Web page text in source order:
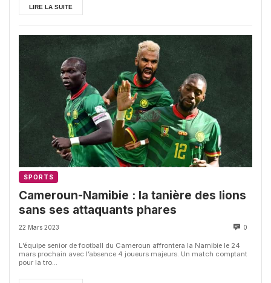
LIRE LA SUITE
SPORTS
Cameroun-Namibie : la tanière des lions
sans ses attaquants phares
22 Mars 2023 0
L’équipe senior de football du Cameroun affrontera la Namibie le 24
mars prochain avec l’absence 4 joueurs majeurs. Un match comptant
pour la tro...